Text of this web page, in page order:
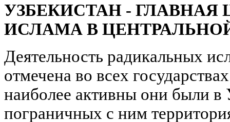
УЗБЕКИСТАН - ГЛАВНАЯ
ИСЛАМА В
Деятельность радикальных
отмечена во всех
наиболее активны они были в
пограничных с ним